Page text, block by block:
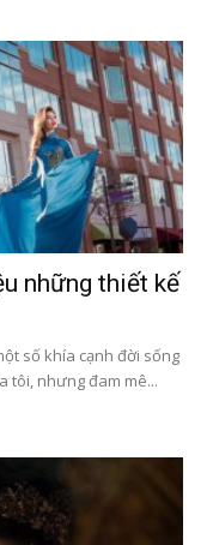
những thiết kế
số khía cạnh đời sống
tôi, nhưng đam mê...